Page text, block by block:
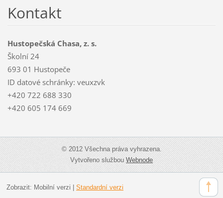
Kontakt
Hustopečská Chasa, z. s.
Školní 24
693 01 Hustopeče
ID datové schránky: veuxzvk
+420 722 688 330
+420 605 174 669
© 2012 Všechna práva vyhrazena.
Vytvořeno službouWebnode
Zobrazit: Mobilní verzi Standardní verzi